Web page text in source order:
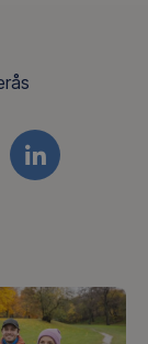
LINKEDIN